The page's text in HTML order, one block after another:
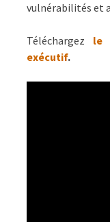
vulnérabilités et
Téléchargez le
exécutif.